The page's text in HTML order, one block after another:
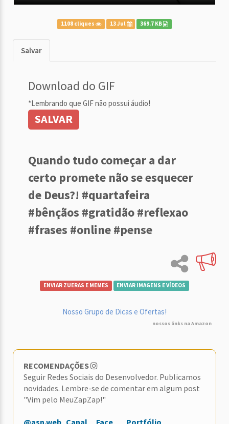
1108 cliques 13 Jul 369.7 KB
Salvar
Download do GIF
*Lembrando que GIF não possui áudio!
SALVAR
Quando tudo começar a dar
certo promete não se esquecer
de Deus?! #quartafeira
#bênçãos #gratidão #reflexao
#frases #online #pense
ENVIAR ZUERAS E MEMES ENVIAR IMAGENS E VÍDEOS
Nosso Grupo de Dicas e Ofertas!
nossos links na Amazon
RECOMENDAÇÕES
Seguir Redes Sociais do Desenvolvedor. Publicamos
novidades. Lembre-se de comentar em algum post
"Vim pelo MeuZapZap!"
@asn.web Canal Face Portfólio